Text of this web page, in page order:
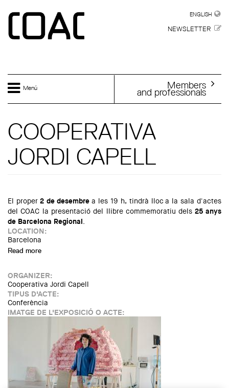
ENGLISH
NEWSLETTER
Menú Members
and professionals
COOPERATIVA
JORDI CAPELL
El proper 2 de desembrea les 19 h, tindrà lloc a la sala d'actes
del COAC la presentació del llibre commemoratiu dels 25 anys
de Barcelona Regional.
LOCATION:
Barcelona
Read more
ORGANIZER:
Cooperativa Jordi Capell
TIPUS D'ACTE:
Conferència
IMATGE DE L'EXPOSICIÓ O ACTE: